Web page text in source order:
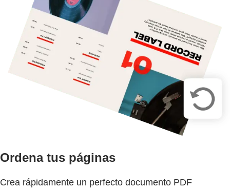
Ordena tus páginas
Crea rápidamente un perfecto documento PDF